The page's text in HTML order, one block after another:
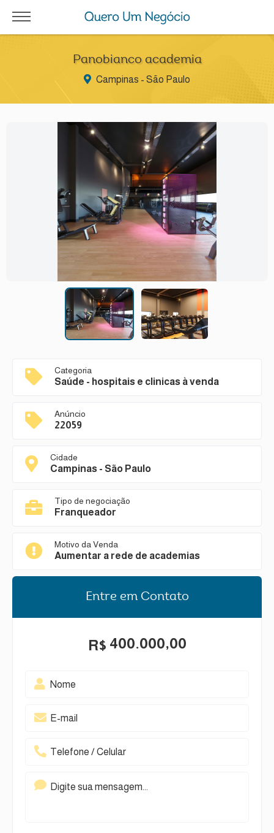
Panobianco academia
Campinas - São Paulo
Categoria
Saúde - hospitais e clinicas à venda
Anúncio
22059
Cidade
Campinas - São Paulo
Tipo de negociação
Franqueador
Motivo da Venda
Aumentar a rede de academias
Entre em Contato
R$ 400.000,00